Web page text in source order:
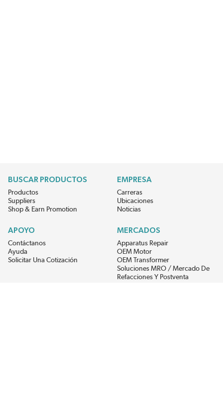
BUSCAR PRODUCTOS
Productos
Suppliers
Shop & Earn Promotion
EMPRESA
Carreras
Ubicaciones
Noticias
APOYO
Contáctanos
Ayuda
Solicitar Una Cotización
MERCADOS
Apparatus Repair
OEM Motor
OEM Transformer
Soluciones MRO / Mercado De
Refacciones Y Postventa